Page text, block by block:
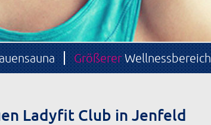
GrößererWellnessbereich
Ladyfit Club in Jenfeld